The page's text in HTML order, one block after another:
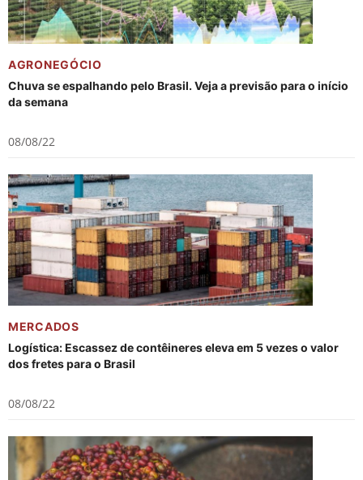
AGRONEGÓCIO
Chuva se espalhando pelo Brasil. Veja a previsão para o início
da semana
08/08/22
MERCADOS
Logística: Escassez de contêineres eleva em 5 vezes o valor
dos fretes para o Brasil
08/08/22